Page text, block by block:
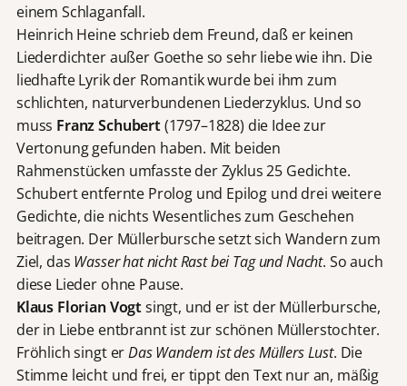
einem Schlaganfall.
Heinrich Heine schrieb dem Freund, daß er keinen
Liederdichter außer Goethe so sehr liebe wie ihn. Die
liedhafte Lyrik der Romantik wurde bei ihm zum
schlichten, naturverbundenen Liederzyklus. Und so
muss Franz Schubert(1797–1828) die Idee zur
Vertonung gefunden haben. Mit beiden
Rahmenstücken umfasste der Zyklus 25 Gedichte.
Schubert entfernte Prolog und Epilog und drei weitere
Gedichte, die nichts Wesentliches zum Geschehen
beitragen. Der Müllerbursche setzt sich Wandern zum
Ziel, das Wasser hat nicht Rast bei Tag und Nacht. So auch
diese Lieder ohne Pause.
Klaus Florian Vogtsingt, und er ist der Müllerbursche,
der in Liebe entbrannt ist zur schönen Müllerstochter.
Fröhlich singt erDas Wandern ist des Müllers Lust. Die
Stimme leicht und frei, er tippt den Text nur an, mäßig